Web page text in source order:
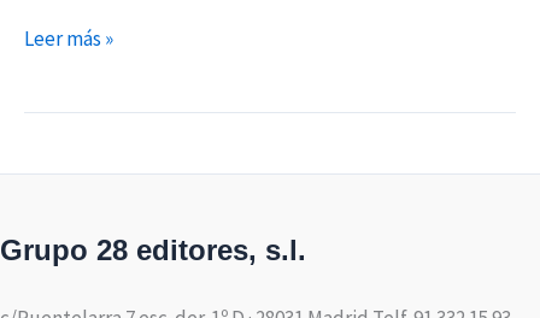
Leer más »
Grupo 28 editores, s.l.